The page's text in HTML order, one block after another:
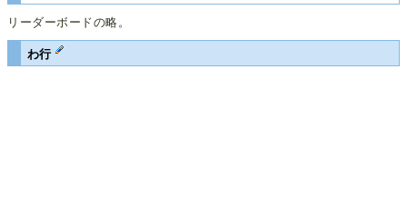
リーダーボードの略。
わ行